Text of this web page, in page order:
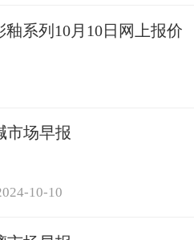
系列10月10日网上报价
市场早报
10-10